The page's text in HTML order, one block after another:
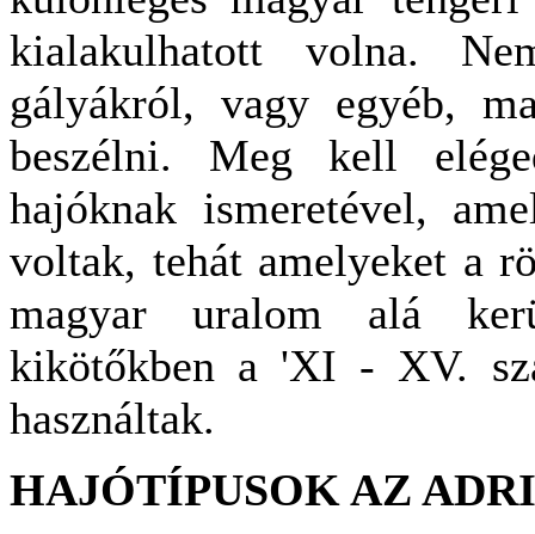
kialakulhatott volna.
gályákról, vagy egyéb,
beszélni. Meg kell
hajóknak ismeretével,
voltak, tehát amelyeket a
magyar uralom alá
kikötőkben a 'XI - XV.
használtak.
HAJÓTÍPUSOK AZ